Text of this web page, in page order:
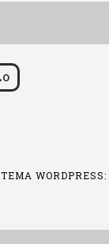
TEMA WORDPRESS: